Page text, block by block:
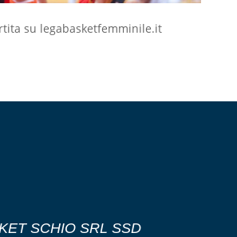
su legabasketfemminile.it
SCHIO SRL SSD